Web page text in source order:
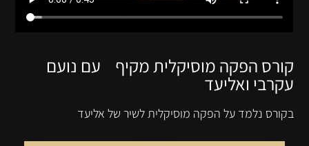
קורס הפקה מוסיקלית מקיף עם נועם
עקרבי ואליעד
בקורס נלמד על הפקה מוסיקלית לשיר של אליעד